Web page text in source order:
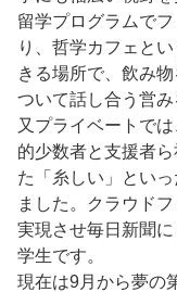
留学プログラムで
り、哲学カフェと
きる場所で、飲み
ついて話し合う営み
又プライベートで
的少数者と支援者
た「糸しい」とい
ました。クラウド
実現させ毎日新聞
学生です。
現在は9月から夢の